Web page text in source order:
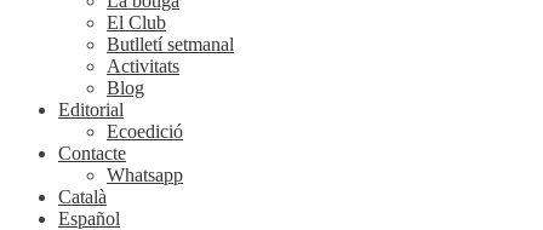
El Club
Butlletí setmanal
Activitats
Blog
Editorial
Ecoedició
Contacte
Whatsapp
Català
Español